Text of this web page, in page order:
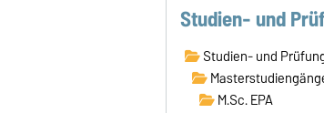
Studien- und
Studien- und
M.Sc. EPA